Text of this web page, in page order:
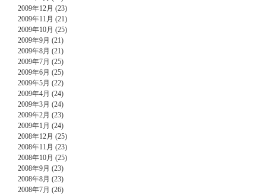
2009年12月 (23)
2009年11月 (21)
2009年10月 (25)
2009年9月 (21)
2009年8月 (21)
2009年7月 (25)
2009年6月 (25)
2009年5月 (22)
2009年4月 (24)
2009年3月 (24)
2009年2月 (23)
2009年1月 (24)
2008年12月 (25)
2008年11月 (23)
2008年10月 (25)
2008年9月 (23)
2008年8月 (23)
2008年7月 (26)